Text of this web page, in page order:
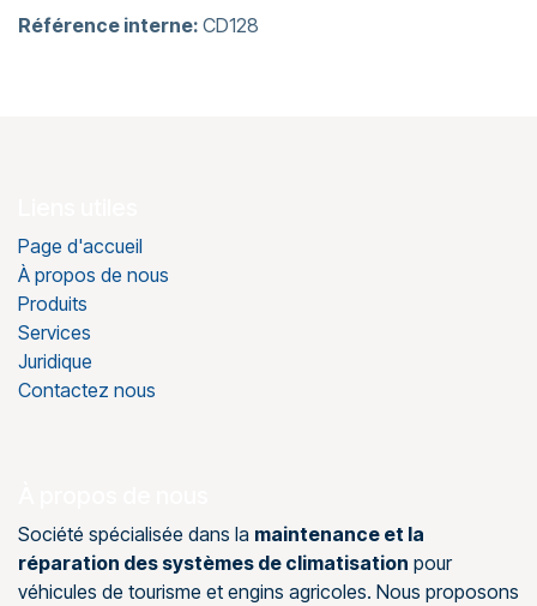
Référence interne: CD128
Page d'accueil
À propos de nous
Produits
Services
Juridique
Contactez nous
Société spécialisée dans la maintenance et la
réparation des systèmes de climatisation pour
véhicules de tourisme et engins agricoles. Nous proposons